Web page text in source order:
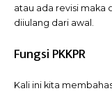
atau ada revisi maka
diiulang dari awal.
Fungsi PKKPR
Kali ini kita